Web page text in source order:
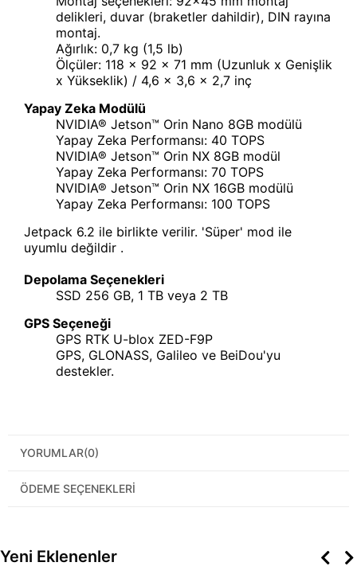
delikleri, duvar (braketler dahildir), DIN rayına
montaj.
Ağırlık: 0,7 kg (1,5 lb)
Ölçüler: 118 x 92 x 71 mm (Uzunluk x Genişlik
x Yükseklik) / 4,6 x 3,6 x 2,7 inç
Yapay Zeka Modülü
NVIDIA® Jetson™ Orin Nano 8GB modülü
Yapay Zeka Performansı: 40 TOPS
NVIDIA® Jetson™ Orin NX 8GB modül
Yapay Zeka Performansı: 70 TOPS
NVIDIA® Jetson™ Orin NX 16GB modülü
Yapay Zeka Performansı: 100 TOPS
Jetpack 6.2 ile birlikte verilir. 'Süper' mod ile
uyumlu değildir .
Depolama Seçenekleri
SSD 256 GB, 1 TB veya 2 TB
GPS Seçeneği
GPS RTK U-blox ZED-F9P
GPS, GLONASS, Galileo ve BeiDou'yu
destekler.
YORUMLAR(0)
ÖDEME SEÇENEKLERI
Yeni Eklenenler